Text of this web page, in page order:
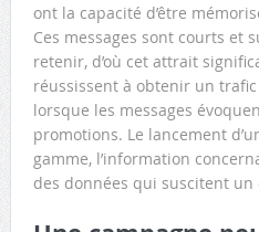
ont la capacité d’être
Ces messages sont courts et
retenir, d’où cet attrait
réussissent à obtenir un
lorsque les messages
promotions. Le lancement
gamme, l’information
des données qui suscitent